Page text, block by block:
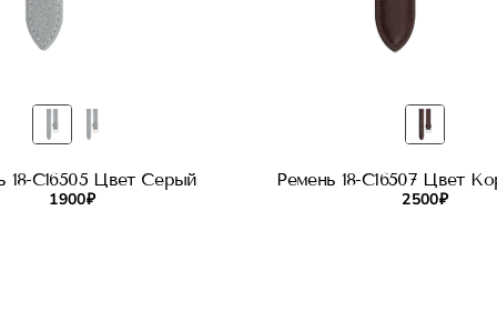
18-C16505 Цвет Серый
1 900 ₽
Ремень 18-C16507 Цвет
2 500 ₽